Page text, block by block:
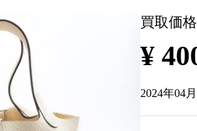
出張買取の
お申込み
買取価格
¥
2024年04月